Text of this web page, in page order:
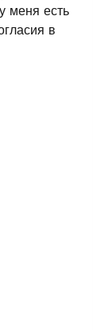
меня есть
в